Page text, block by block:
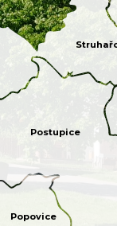
Popovice
Postupice